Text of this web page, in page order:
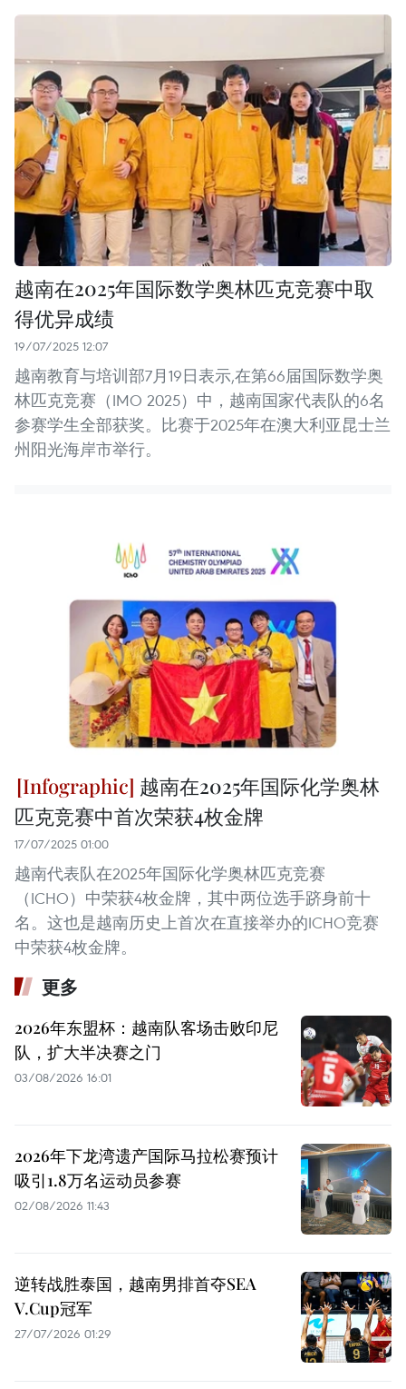
越南在2025年国际数学奥林匹克竞赛中取
得优异成绩
19/07/2025 12:07
越南教育与培训部7月19日表示,在第66届国际数学奥
林匹克竞赛（IMO 2025）中，越南国家代表队的6名
参赛学生全部获奖。比赛于2025年在澳大利亚昆士兰
州阳光海岸市举行。
越南在2025年国际化学奥林
匹克竞赛中首次荣获4枚金牌
17/07/2025 01:00
越南代表队在2025年国际化学奥林匹克竞赛
（ICHO）中荣获4枚金牌，其中两位选手跻身前十
名。这也是越南历史上首次在直接举办的ICHO竞赛
中荣获4枚金牌。
更多
2026年东盟杯：越南队客场击败印尼
队，扩大半决赛之门
03/08/2026 16:01
2026年下龙湾遗产国际马拉松赛预计
吸引1.8万名运动员参赛
02/08/2026 11:43
逆转战胜泰国，越南男排首夺SEA
V.Cup冠军
27/07/2026 01:29